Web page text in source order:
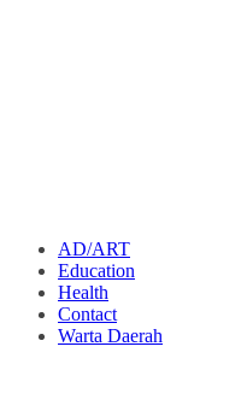
AD/ART
Education
Health
Contact
Warta Daerah